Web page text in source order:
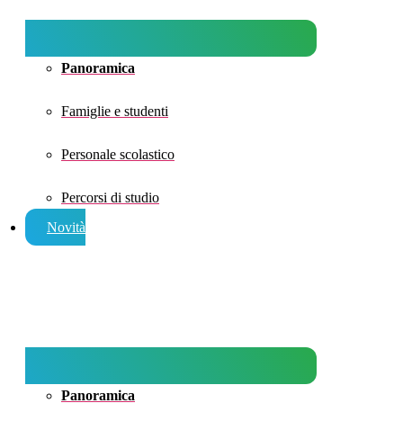
Panoramica
Famiglie e studenti
Personale scolastico
Percorsi di studio
Novità
Panoramica